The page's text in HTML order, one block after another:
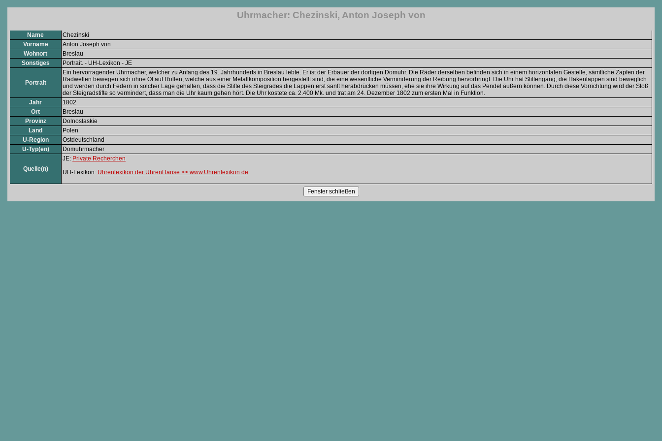
Uhrmacher: Chezinski, Anton Joseph von
Name
Chezinski
Vorname
Anton Joseph von
Wohnort
Breslau
Sonstiges
Portrait. - UH-Lexikon - JE
Portrait
Ein hervorragender Uhrmacher, welcher zu Anfang des 19. Jahrhunderts in Breslau lebte. Er ist der Erbauer der dortigen Domuhr. Die Räder derselben befinden sich in einem horizontalen Gestelle, sämtliche Zapfen der
Radwellen bewegen sich ohne Öl auf Rollen, welche aus einer Metallkomposition hergestellt sind, die eine wesentliche Verminderung der Reibung hervorbringt. Die Uhr hat Stiftengang, die Hakenlappen sind beweglich
und werden durch Federn in solcher Lage gehalten, dass die Stifte des Steigrades die Lappen erst sanft herabdrücken müssen, ehe sie ihre Wirkung auf das Pendel äußern können. Durch diese Vorrichtung wird der Stoß
der Steigradstifte so vermindert, dass man die Uhr kaum gehen hört. Die Uhr kostete ca. 2.400 Mk. und trat am 24. Dezember 1802 zum ersten Mal in Funktion.
Jahr
1802
Ort
Breslau
Provinz
Dolnoslaskie
Land
Polen
U-Region
Ostdeutschland
U-Typ(en)
Domuhrmacher
Quelle(n)
JE: Private Recherchen
UH-Lexikon: Uhrenlexikon der UhrenHanse >> www.Uhrenlexikon.de